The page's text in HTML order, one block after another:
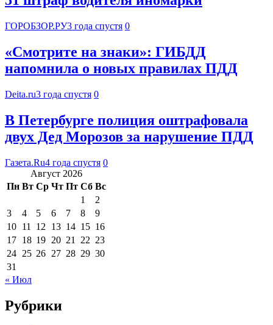
ГОРОБЗОР.РУ3 года спустя 0
«Смотрите на знаки»: ГИБДД
напомнила о новых правилах ПДД
Deita.ru3 года спустя 0
В Петербурге полиция оштрафовала
двух Дед Морозов за нарушение ПДД
Газета.Ru4 года спустя 0
Август 2026
Пн Вт Ср Чт Пт Сб Вс
1
2
3
4 5 6 7 8
9
10 11 12 13 14 15 16
17 18 19 20 21 22 23
24 25 26 27 28 29 30
31
« Июл
Рубрики